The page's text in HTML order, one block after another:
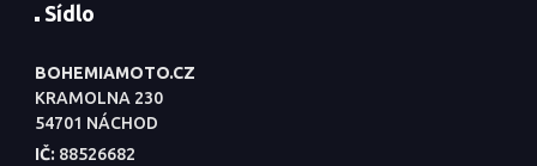
Sídlo
BOHEMIAMOTO.CZ
KRAMOLNA 230
54701 NÁCHOD
IČ: 88526682